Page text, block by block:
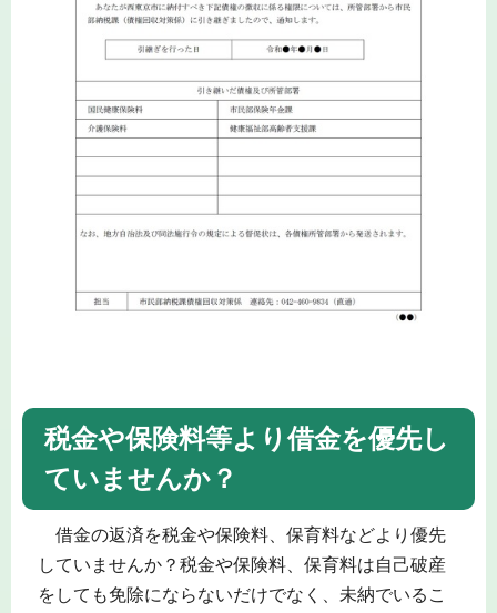
税金や保険料等より借金を優先し
ていませんか？
借金の返済を税金や保険料、保育料などより優先
していませんか？税金や保険料、保育料は自己破産
をしても免除にならないだけでなく、未納でいるこ